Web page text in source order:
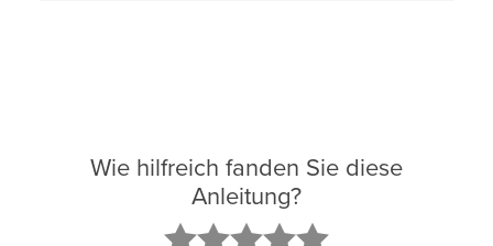
Wie hilfreich fanden Sie diese
Anleitung?